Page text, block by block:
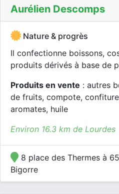
Aurélien Descomps
Nature & progrès
Il confectionne boissons,
produits dérivés à base de
Produits en vente : autres
de fruits, compote,
aromates, huile
Environ 16.3 km de Lourdes
8 place des Thermes à
Bigorre